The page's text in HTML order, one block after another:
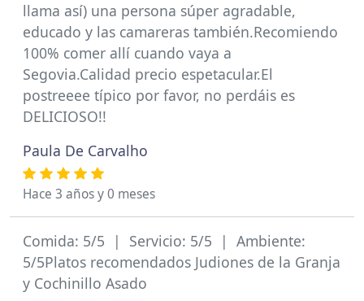
llama así) una persona súper agradable,
educado y las camareras también.Recomiendo
100% comer allí cuando vaya a
Segovia.Calidad precio espetacular.El
postreeee típico por favor, no perdáis es
DELICIOSO!!
Paula De Carvalho
Hace 3 años y 0 meses
Comida: 5/5 | Servicio: 5/5 | Ambiente:
5/5Platos recomendados Judiones de la Granja
y Cochinillo Asado